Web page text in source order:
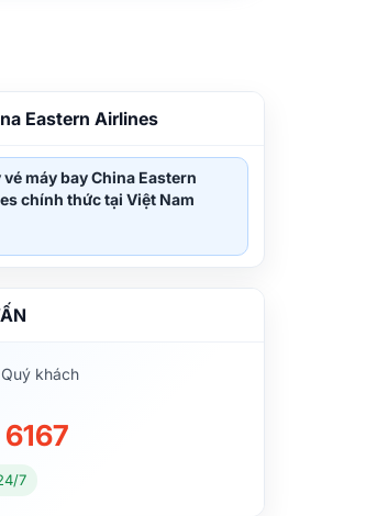
Eastern Airlines
máy bay China Eastern
chính thức tại Việt Nam
khách
7